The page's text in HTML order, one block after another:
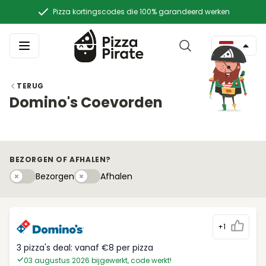
Pizza kortingscodes die 100% garandeerd werken
TERUG
Domino's Coevorden
BEZORGEN OF AFHALEN?
BezorgenBezorgenAfhalenyAfhalen
+1
3 pizza's deal: vanaf €8 per pizza
03 augustus 2026 bijgewerkt, code werkt!